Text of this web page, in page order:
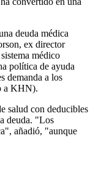
deuda médica
ex director
médico
política de ayuda
demanda a los
a KHN).
salud con deducibles
deuda. "Los
añadió, "aunque